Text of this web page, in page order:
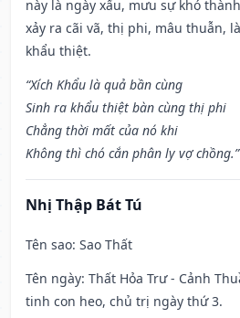
này là ngày xấu, mưu sự khó
xảy ra cãi vã, thị phi, mâu thuẫn,
khẩu thiệt.
“Xích Khẩu là quả bần cùng
Sinh ra khẩu thiệt bàn cùng thị phi
Chẳng thời mất của nó khi
Không thì chó cắn phân ly vợ chồng.”
Nhị Thập Bát Tú
Tên sao: Sao Thất
Tên ngày: Thất Hỏa Trư - Cảnh
tinh con heo, chủ trị ngày thứ 3.